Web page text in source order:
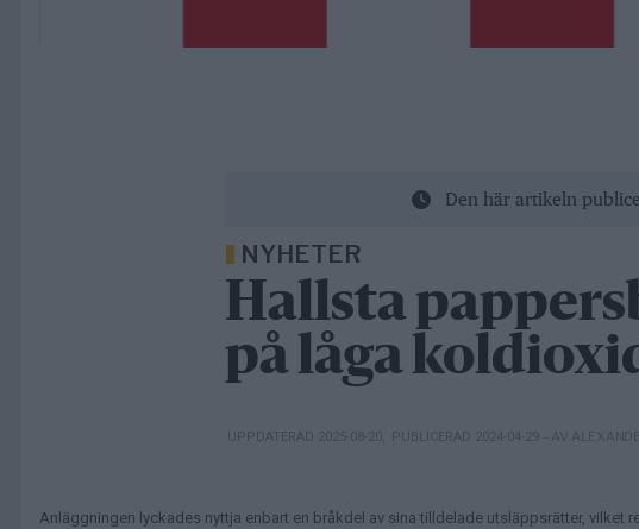
Den här artikeln
NYHETER
Hallsta
på låga
UPPDATERAD 2025-08-20 , PUBLICERAD 2024-04-29 – AV
Anläggningen lyckades nyttja enbart en bråkdel av sina tilldelade utsläppsrätter, vilket